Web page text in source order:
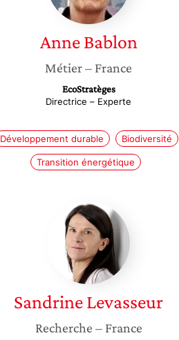
Anne Bablon
Métier– France
EcoStratèges
Directrice – Experte
Développement durable Biodiversité
Transition énergétique
Sandrine
Levasseur
SandrineLevasseur
Recherche – France